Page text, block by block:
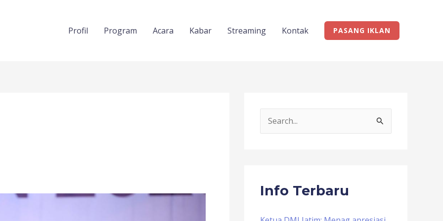
Profil Program Acara Kabar Streaming Kontak PASANG IKLAN
c
f
Info Terbaru